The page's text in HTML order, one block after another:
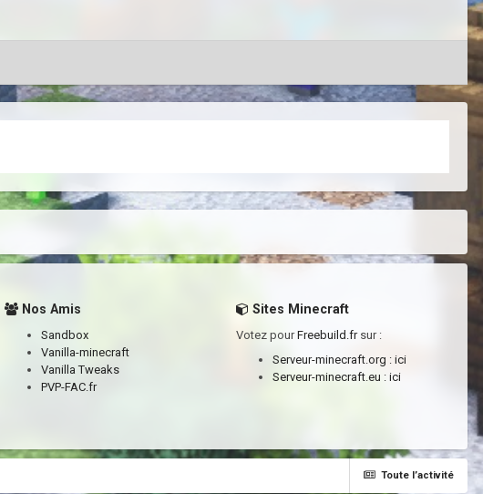
Nos Amis
Sandbox
Vanilla-minecraft
Vanilla Tweaks
PVP-FAC.fr
Sites Minecraft
Votez pourFreebuild.frsur :
Serveur-minecraft.org : ici
Serveur-minecraft.eu : ici
Toute l’activité